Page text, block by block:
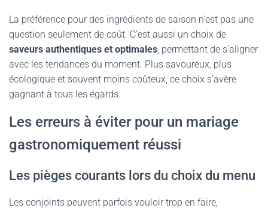
La préférence pour des ingrédients de saison n’est pas une
question seulement de coût. C’est aussi un choix de
saveurs authentiques et optimales, permettant de s’aligner
avec les tendances du moment. Plus savoureux, plus
écologique et souvent moins coûteux, ce choix s’avère
gagnant à tous les égards.
Les erreurs à éviter pour un mariage
gastronomiquement réussi
Les pièges courants lors du choix du menu
Les conjoints peuvent parfois vouloir trop en faire,